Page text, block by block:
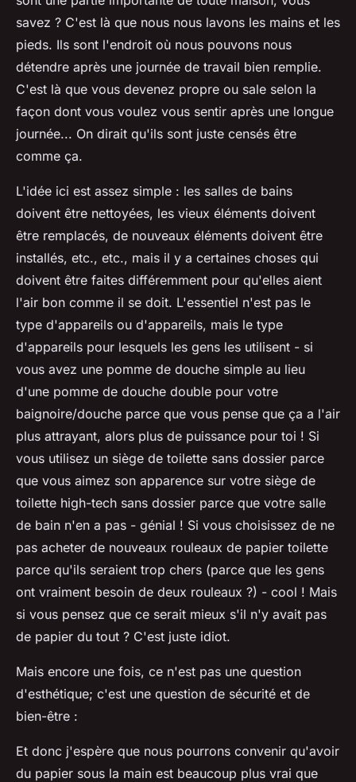
savez ? C'est là que nous nous lavons les mains et les
pieds. Ils sont l'endroit où nous pouvons nous
détendre après une journée de travail bien remplie.
C'est là que vous devenez propre ou sale selon la
façon dont vous voulez vous sentir après une longue
journée... On dirait qu'ils sont juste censés être
comme ça.
L'idée ici est assez simple : les salles de bains
doivent être nettoyées, les vieux éléments doivent
être remplacés, de nouveaux éléments doivent être
installés, etc., etc., mais il y a certaines choses qui
doivent être faites différemment pour qu'elles aient
l'air bon comme il se doit. L'essentiel n'est pas le
type d'appareils ou d'appareils, mais le type
d'appareils pour lesquels les gens les utilisent - si
vous avez une pomme de douche simple au lieu
d'une pomme de douche double pour votre
baignoire/douche parce que vous pense que ça a l'air
plus attrayant, alors plus de puissance pour toi ! Si
vous utilisez un siège de toilette sans dossier parce
que vous aimez son apparence sur votre siège de
toilette high-tech sans dossier parce que votre salle
de bain n'en a pas - génial ! Si vous choisissez de ne
pas acheter de nouveaux rouleaux de papier toilette
parce qu'ils seraient trop chers (parce que les gens
ont vraiment besoin de deux rouleaux ?) - cool ! Mais
si vous pensez que ce serait mieux s'il n'y avait pas
de papier du tout ? C'est juste idiot.
Mais encore une fois, ce n'est pas une question
d'esthétique; c'est une question de sécurité et de
bien-être :
Et donc j'espère que nous pourrons convenir qu'avoir
du papier sous la main est beaucoup plus vrai que